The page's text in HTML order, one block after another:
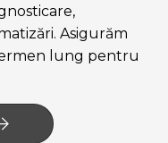
Asigurăm
lung pentru